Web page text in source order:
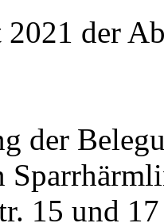
2021 der
der
15 und